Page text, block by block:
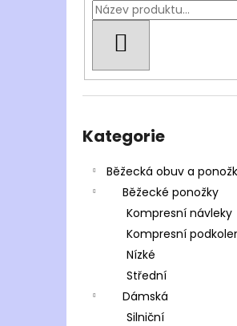
kategorie
Kategorie
Běžecká obuv a
Běžecké ponožky
Kompresní návleky
Kompresní
Nízké
Střední
Dámská
Silniční